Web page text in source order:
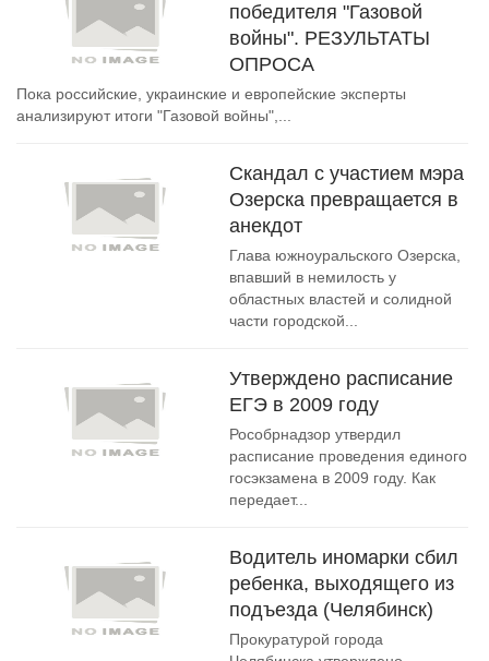
победителя "Газовой
войны". РЕЗУЛЬТАТЫ
ОПРОСА
Пока российские, украинские и европейские эксперты
анализируют итоги "Газовой войны",...
Скандал с участием мэра
Озерска превращается в
анекдот
Глава южноуральского Озерска,
впавший в немилость у
областных властей и солидной
части городской...
Утверждено расписание
ЕГЭ в 2009 году
Рособрнадзор утвердил
расписание проведения единого
госэкзамена в 2009 году. Как
передает...
Водитель иномарки сбил
ребенка, выходящего из
подъезда (Челябинск)
Прокуратурой города